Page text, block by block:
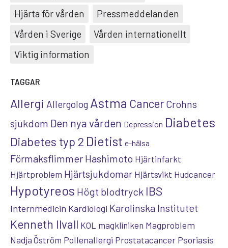
Hjärta för vården
Pressmeddelanden
Vården i Sverige
Vården internationellt
Viktig information
TAGGAR
Allergi Allergolog Astma Cancer Crohns
sjukdom Den nya vården Depression Diabetes
Diabetes typ 2 Dietist e-hälsa
Förmaksflimmer Hashimoto Hjärtinfarkt
Hjärtproblem Hjärtsjukdomar Hjärtsvikt Hudcancer
Hypotyreos Högt blodtryck IBS
Internmedicin Kardiologi Karolinska Institutet
Kenneth Ilvall KOL magkliniken Magproblem
Nadja Öström Pollenallergi Prostatacancer Psoriasis